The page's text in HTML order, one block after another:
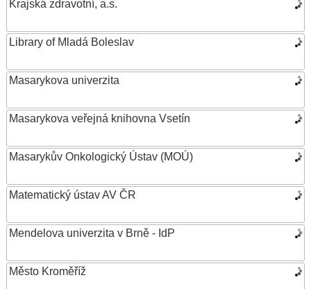
Krajská zdravotní, a.s.
Library of Mladá Boleslav
Masarykova univerzita
Masarykova veřejná knihovna Vsetín
Masarykův Onkologický Ústav (MOÚ)
Matematický ústav AV ČR
Mendelova univerzita v Brně - IdP
Město Kroměříž